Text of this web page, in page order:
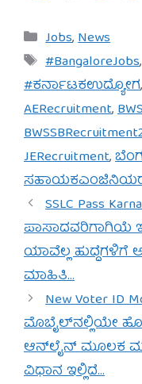
Categories
Jobs,News
Tags
#BangaloreJobs
#ಕರ್ನಾಟಕಉದ್ಯೋಗ,
AERecruitment,
JERecruitment,
SSLC Pass
ಪಾಸಾದವರಿಗಾಗಿಯೆ
ಯಾವೆಲ್ಲ ಹುದ್ದೆಗಳಿಗೆ
ಮಾಹಿತಿ…
New Voter ID
ಮೊಬೈಲ್‌ನಲ್ಲಿಯೇ
ಆನ್‌ಲೈನ್ ಮೂಲಕ
ವಿಧಾನ ಇಲ್ಲಿದೆ…